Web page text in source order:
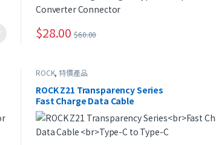
$28.00 $60.00
ROCK, 特價產品
ROCK Z21 Transparency Series
Fast Charge Data Cable
Type-C to Type-C